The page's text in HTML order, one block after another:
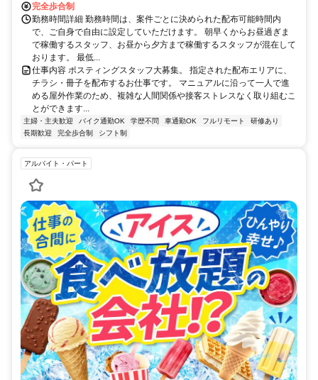
完全歩合制
勤務時間詳細 勤務時間は、案件ごとに決められた配布可能時間内
で、ご自身で自由に設定していただけます。 朝早くからお昼過ぎま
で稼働するスタッフ、お昼から夕方まで稼働するスタッフが混在して
おります。 最低...
仕事内容 ポスティングスタッフ大募集。 指定された配布エリアに、
チラシ・冊子を配布するお仕事です。 マニュアルに沿って一人で進
める屋外作業のため、複雑な人間関係や接客ストレスなく取り組むこ
とができます...
主婦・主夫歓迎 バイク通勤OK 学歴不問 車通勤OK フルリモート
研修あり
長期歓迎
完全歩合制 シフト制
アルバイト・パート